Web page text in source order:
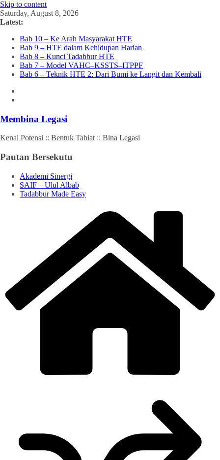
Skip to content
Saturday, August 8, 2026
Latest:
Bab 10 – Ke Arah Masyarakat HTE
Bab 9 – HTE dalam Kehidupan Harian
Bab 8 – Kunci Tadabbur HTE
Bab 7 – Model VAHC–KSSTS–ITPPF
Bab 6 – Teknik HTE 2: Dari Bumi ke Langit dan Kembali
Membina Legasi
Kenal Potensi :: Bentuk Tabiat :: Bina Legasi
Pautan Bersekutu
Akademi Sinergi
SAIF – Ulul Albab
Tadabbur Made Easy